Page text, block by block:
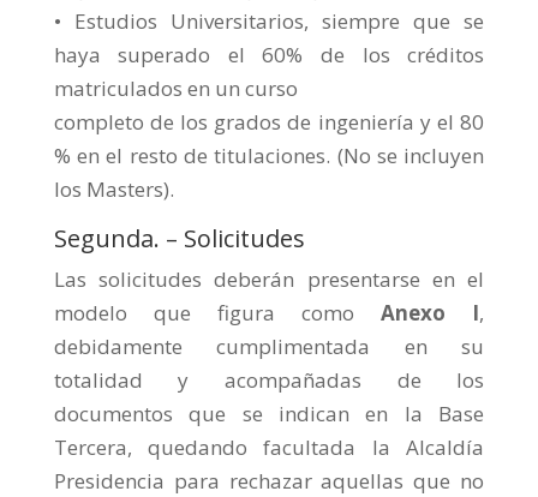
• Estudios Universitarios, siempre que se
haya superado el 60% de los créditos
matriculados en un curso
completo de los grados de ingeniería y el 80
% en el resto de titulaciones. (No se incluyen
los Masters).
Segunda. – Solicitudes
Las solicitudes deberán presentarse en el
modelo que figura como Anexo I,
debidamente cumplimentada en su
totalidad y acompañadas de los
documentos que se indican en la Base
Tercera, quedando facultada la Alcaldía
Presidencia para rechazar aquellas que no